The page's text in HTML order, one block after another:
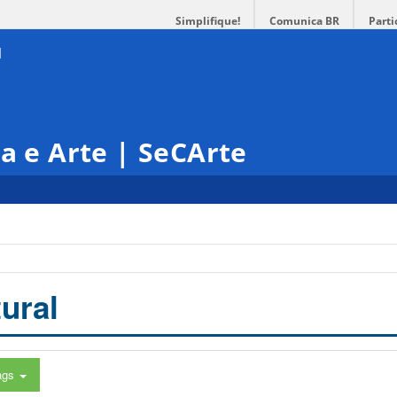
Simplifique! Comunica BR
e Arte | SeCArte